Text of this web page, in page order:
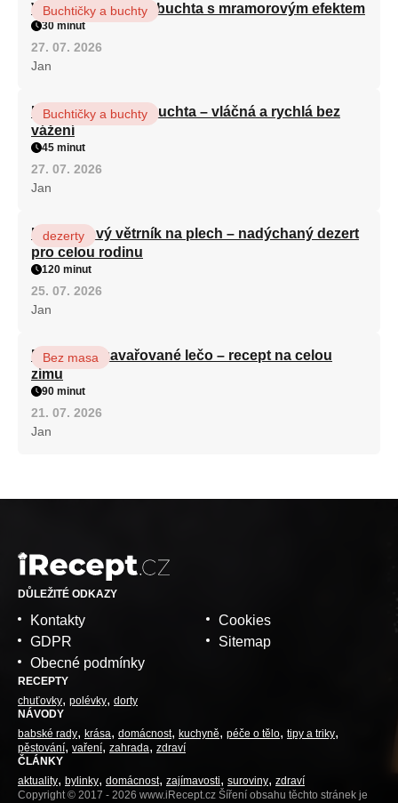
Vláčná olejová litá buchta s mramorovým efektem
Buchtičky a buchty
30 minut
27. 07. 2026
Jan
Hrnková maková buchta – vláčná a rychlá bez
vážení
Buchtičky a buchty
45 minut
27. 07. 2026
Jan
Karamelový větrník na plech – nadýchaný dezert
pro celou rodinu
dezerty
120 minut
25. 07. 2026
Jan
Babiččino zavařované lečo – recept na celou
zimu
Bez masa
90 minut
21. 07. 2026
Jan
DŮLEŽITÉ ODKAZY
Kontakty
GDPR
Obecné podmínky
Cookies
Sitemap
RECEPTY
chuťovky polévky dorty
NÁVODY
babské rady
krása domácnost kuchyně péče o tělo tipy a triky
pěstování vaření zahrada zdraví
ČLÁNKY
aktuality
bylinky domácnost zajímavosti suroviny zdraví
Copyright © 2017 - 2026 www.iRecept.cz Šíření obsahu těchto stránek je